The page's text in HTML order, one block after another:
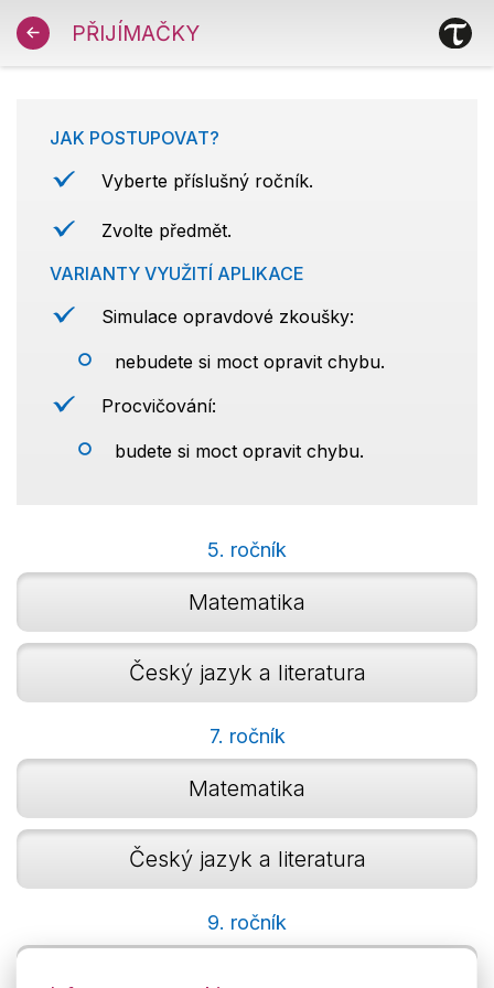
PŘIJÍMAČKY
JAK POSTUPOVAT?
Vyberte příslušný ročník.
Zvolte předmět.
VARIANTY VYUŽITÍ APLIKACE
Simulace opravdové zkoušky:
nebudete si moct opravit chybu.
Procvičování:
budete si moct opravit chybu.
5. ročník
Matematika
Český jazyk a literatura
7. ročník
Matematika
Český jazyk a literatura
9. ročník